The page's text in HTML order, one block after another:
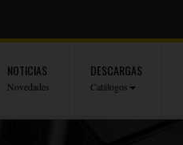
NOTICIAS
Novedades
DESCARGAS
Catálogos